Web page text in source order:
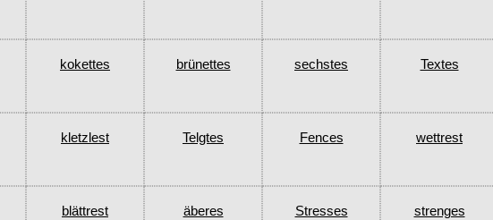
kokettes brünettes sechstes Textes
kletzlest Telgtes Fences wettrest
blättrest äberes Stresses strenges